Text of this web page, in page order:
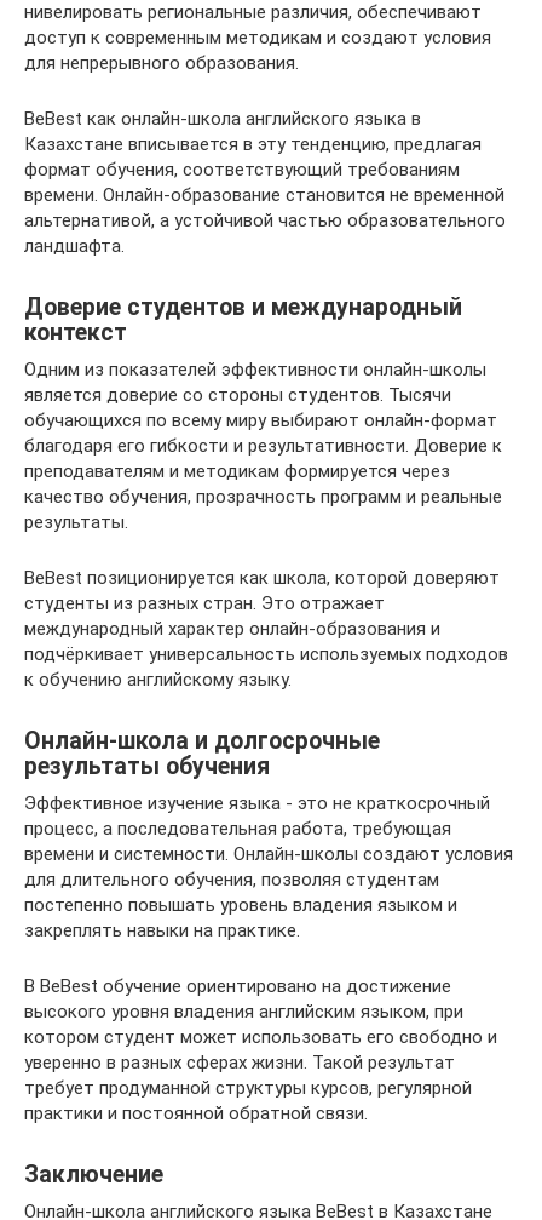
нивелировать региональные различия, обеспечивают
доступ к современным методикам и создают условия
для непрерывного образования.
BeBest как онлайн-школа английского языка в
Казахстане вписывается в эту тенденцию, предлагая
формат обучения, соответствующий требованиям
времени. Онлайн-образование становится не временной
альтернативой, а устойчивой частью образовательного
ландшафта.
Доверие студентов и международный
контекст
Одним из показателей эффективности онлайн-школы
является доверие со стороны студентов. Тысячи
обучающихся по всему миру выбирают онлайн-формат
благодаря его гибкости и результативности. Доверие к
преподавателям и методикам формируется через
качество обучения, прозрачность программ и реальные
результаты.
BeBest позиционируется как школа, которой доверяют
студенты из разных стран. Это отражает
международный характер онлайн-образования и
подчёркивает универсальность используемых подходов
к обучению английскому языку.
Онлайн-школа и долгосрочные
результаты обучения
Эффективное изучение языка - это не краткосрочный
процесс, а последовательная работа, требующая
времени и системности. Онлайн-школы создают условия
для длительного обучения, позволяя студентам
постепенно повышать уровень владения языком и
закреплять навыки на практике.
В BeBest обучение ориентировано на достижение
высокого уровня владения английским языком, при
котором студент может использовать его свободно и
уверенно в разных сферах жизни. Такой результат
требует продуманной структуры курсов, регулярной
практики и постоянной обратной связи.
Заключение
Онлайн-школа английского языка BeBest в Казахстане